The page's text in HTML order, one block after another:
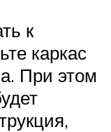
к
каркас
При этом